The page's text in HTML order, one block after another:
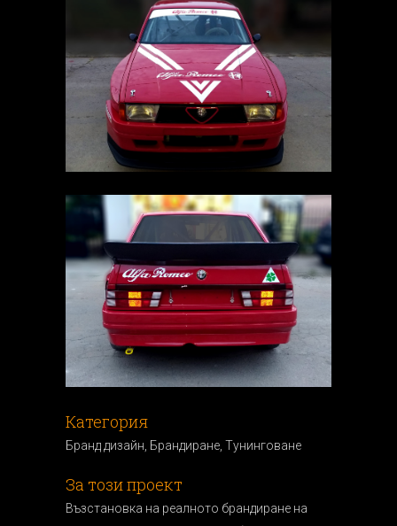
Категория
Бранд дизайн, Брандиранe, Тунинговане
За този проект
Възстановка на реалното брандиране на